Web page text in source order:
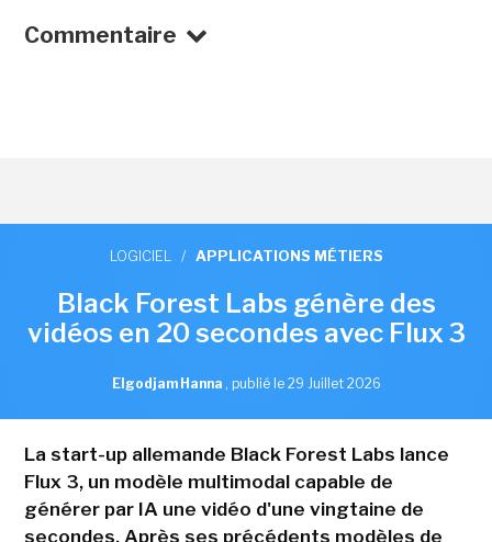
Commentaire
LOGICIEL / APPLICATIONS MÉTIERS
Black Forest Labs génère des
vidéos en 20 secondes avec Flux 3
Elgodjam Hanna , publié le 29 Juillet 2026
La start-up allemande Black Forest Labs lance
Flux 3, un modèle multimodal capable de
générer par IA une vidéo d'une vingtaine de
secondes. Après ses précédents modèles de